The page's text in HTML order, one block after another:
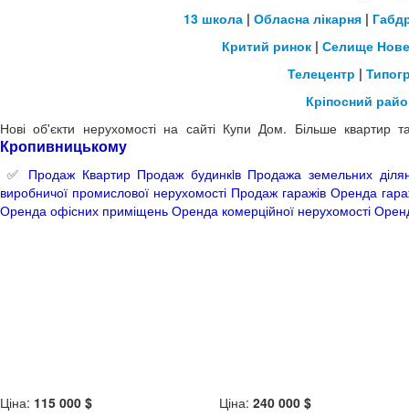
13 школа| Обласна лікарня|
Критий ринок| Селище Нове
Телецентр |
Кріпосний
Нові об'єкти нерухомості на сайті Купи Дом. Більше
Кропивницькому
✅ Продаж Квартир Продаж будинкiв Продажа земельних
виробничої промислової нерухомості Продаж гаражів Оренда
Оренда офісних приміщень Оренда комерційної нерухомості
Ціна: 115 000 $ Ціна: 240 000 $